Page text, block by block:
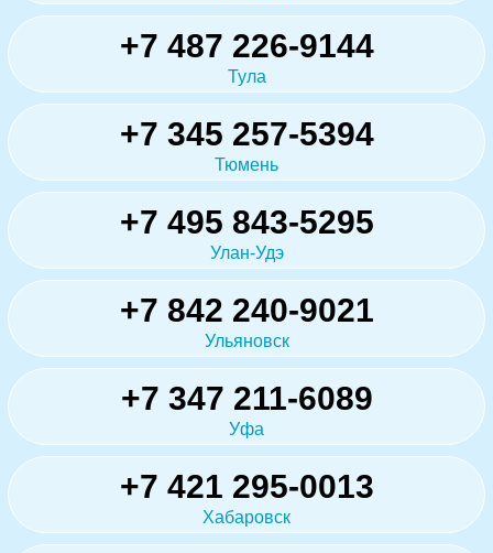
+7 487 226-9144
Тула
+7 345 257-5394
Тюмень
+7 495 843-5295
Улан-Удэ
+7 842 240-9021
Ульяновск
+7 347 211-6089
Уфа
+7 421 295-0013
Хабаровск